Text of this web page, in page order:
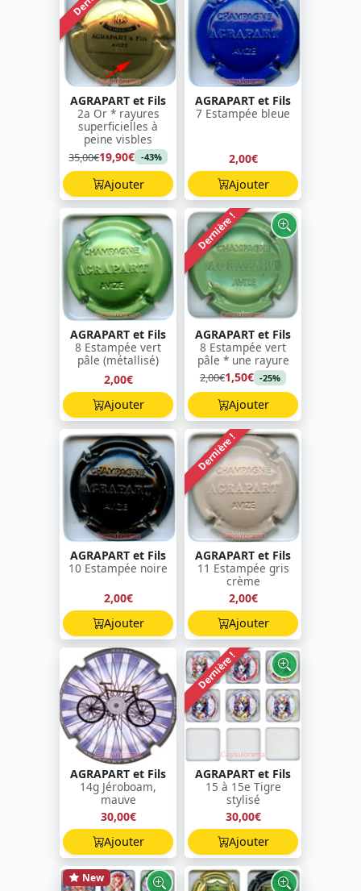
AGRAPART et Fils
2a Or * rayures
superficielles à
peine visbles
35,00€19,90€ -43%
Ajouter
AGRAPART et Fils
7 Estampée bleue
2,00€
Ajouter
AGRAPART et Fils
8 Estampée vert
pâle (métallisé)
2,00€
Ajouter
Dernière !
AGRAPART et Fils
8 Estampée vert
pâle * une rayure
2,00€1,50€ -25%
Ajouter
AGRAPART et Fils
10 Estampée noire
2,00€
Ajouter
Dernière !
AGRAPART et Fils
11 Estampée gris
crème
2,00€
Ajouter
AGRAPART et Fils
14g Jéroboam,
mauve
30,00€
Ajouter
Dernière !
AGRAPART et Fils
15 à 15e Tigre
stylisé
30,00€
Ajouter
New